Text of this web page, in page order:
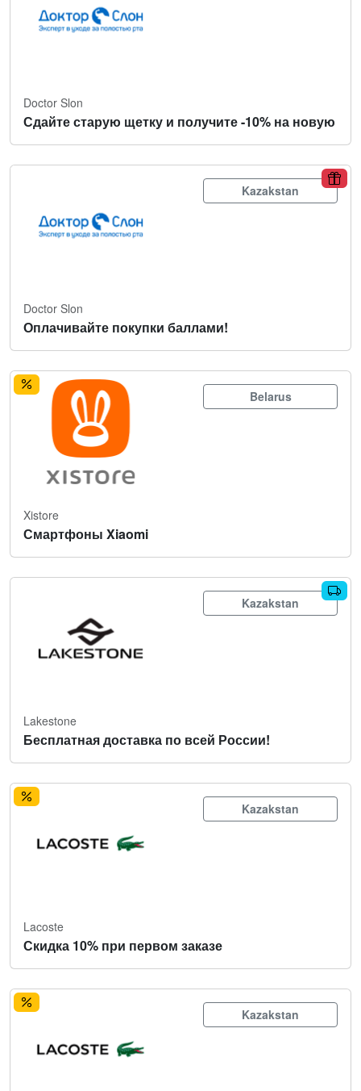
Doctor Slon
Сдайте старую щетку и получите -10% на новую
Kazakstan
Doctor Slon
Оплачивайте покупки баллами!
Belarus
Xistore
Смартфоны Xiaomi
Kazakstan
Lakestone
Бесплатная доставка по всей России!
Kazakstan
Lacoste
Скидка 10% при первом заказе
Kazakstan